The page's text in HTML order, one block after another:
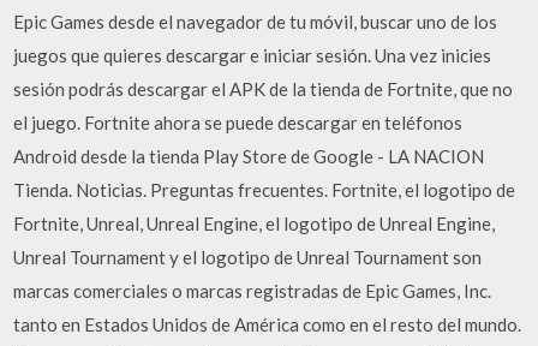
Epic Games desde el navegador de tu móvil, buscar uno de los
juegos que quieres descargar e iniciar sesión. Una vez inicies
sesión podrás descargar el APK de la tienda de Fortnite, que no
el juego. Fortnite ahora se puede descargar en teléfonos
Android desde la tienda Play Store de Google - LA NACION
Tienda. Noticias. Preguntas frecuentes. Fortnite, el logotipo de
Fortnite, Unreal, Unreal Engine, el logotipo de Unreal Engine,
Unreal Tournament y el logotipo de Unreal Tournament son
marcas comerciales o marcas registradas de Epic Games, Inc.
tanto en Estados Unidos de América como en el resto del mundo.